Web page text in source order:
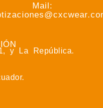
Mail:
y La República.